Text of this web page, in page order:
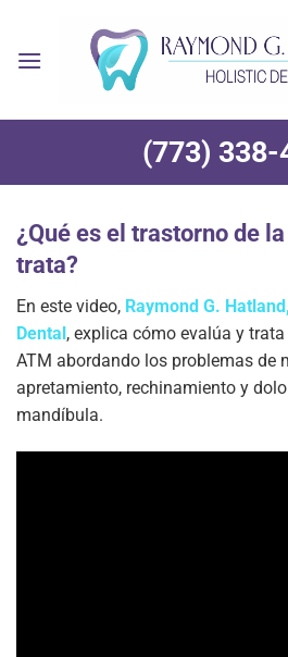
contenido
(773) 338-
¿Qué es el trastorno de
trata?
En este video, Raymond G.
Dental , explica cómo evalúa y
ATM abordando los problemas de
apretamiento, rechinamiento y
mandíbula.